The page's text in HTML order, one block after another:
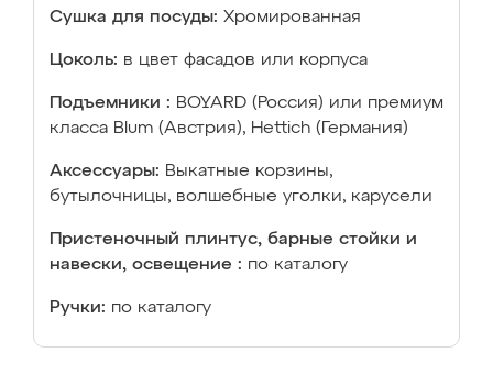
Сушка для посуды: Хромированная
Цоколь: в цвет фасадов или корпуса
Подъемники : BOYARD (Россия) или премиум
класса Blum (Австрия), Hettich (Германия)
Аксессуары: Выкатные корзины,
бутылочницы, волшебные уголки, карусели
Пристеночный плинтус, барные стойки и
навески, освещение : по каталогу
Ручки: по каталогу